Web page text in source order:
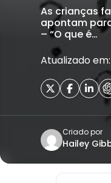
As crianças
apontam
– “O que é…
Atualizado
Criado por
Hailey